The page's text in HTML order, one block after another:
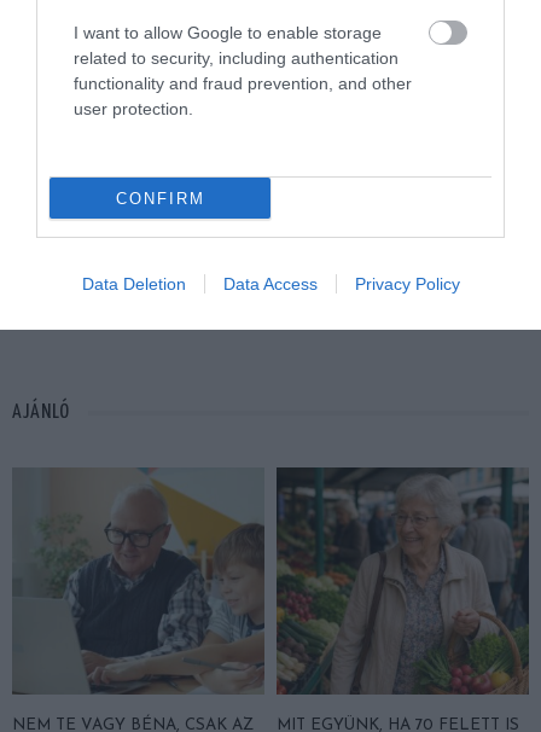
I want to allow Google to enable storage
related to security, including authentication
functionality and fraud prevention, and other
user protection.
CONFIRM
Data Deletion Data Access Privacy Policy
GYÓGYNÖVÉNY GYÓGYTEA TEA
AJÁNLÓ
NEM TE VAGY BÉNA, CSAK AZ
MIT EGYÜNK, HA 70 FELETT IS